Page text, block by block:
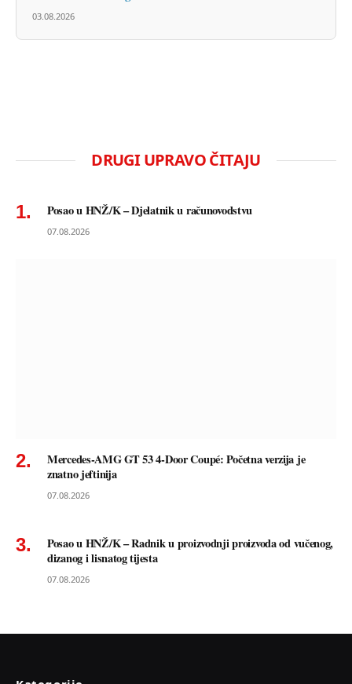
03.08.2026
DRUGI UPRAVO ČITAJU
Posao u HNŽ/K – Djelatnik u računovodstvu
07.08.2026
Mercedes-AMG GT 53 4-Door Coupé: Početna verzija je
znatno jeftinija
07.08.2026
Posao u HNŽ/K – Radnik u proizvodnji proizvoda od vučenog,
dizanog i lisnatog tijesta
07.08.2026